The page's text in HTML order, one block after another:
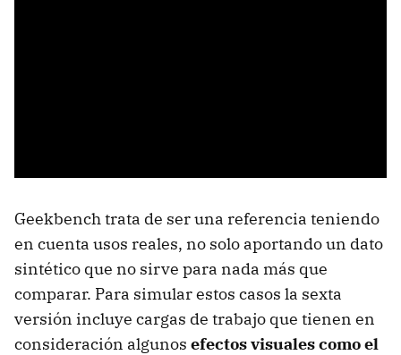
Geekbench trata de ser una referencia teniendo
en cuenta usos reales, no solo aportando un dato
sintético que no sirve para nada más que
comparar. Para simular estos casos la sexta
versión incluye cargas de trabajo que tienen en
consideración algunos efectos visuales como el